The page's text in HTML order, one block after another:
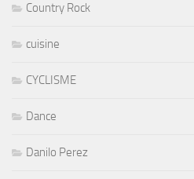
Country Rock
cuisine
CYCLISME
Dance
Danilo Perez